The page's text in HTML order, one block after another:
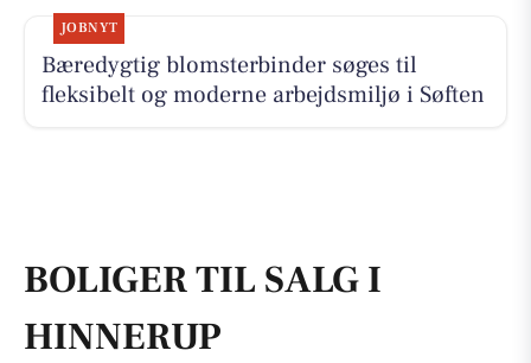
JOBNYT
Bæredygtig blomsterbinder søges til
fleksibelt og moderne arbejdsmiljø i Søften
BOLIGER TIL SALG I
HINNERUP